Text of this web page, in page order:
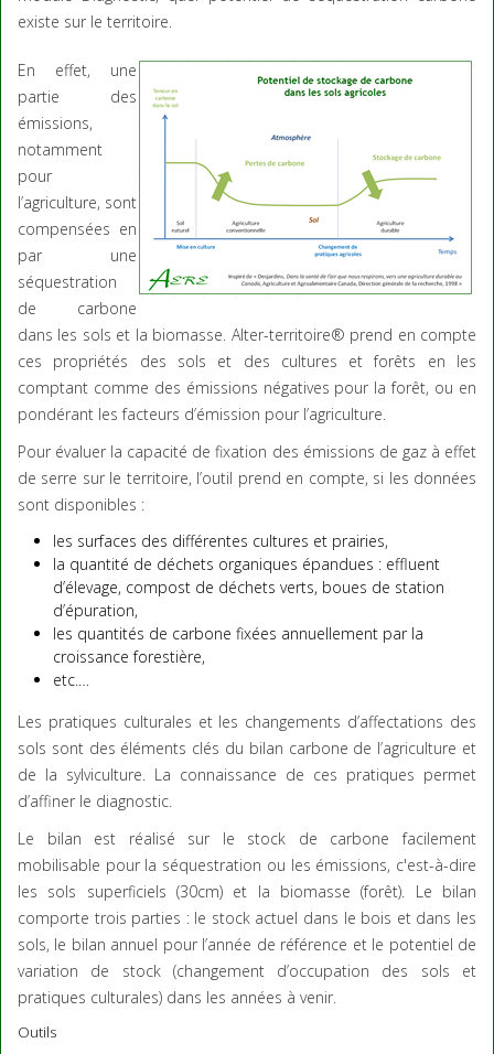
existe sur le territoire.
En effet, une
partie des
émissions,
notamment
pour
l’agriculture, sont
compensées en
par une
séquestration
de carbone
dans les sols et la biomasse. Alter-territoire® prend en compte
ces propriétés des sols et des cultures et forêts en les
comptant comme des émissions négatives pour la forêt, ou en
pondérant les facteurs d’émission pour l’agriculture.
Pour évaluer la capacité de fixation des émissions de gaz à effet
de serre sur le territoire, l’outil prend en compte, si les données
sont disponibles :
les surfaces des différentes cultures et prairies,
la quantité de déchets organiques épandues : effluent
d’élevage, compost de déchets verts, boues de station
d’épuration,
les quantités de carbone fixées annuellement par la
croissance forestière,
etc.…
Les pratiques culturales et les changements d’affectations des
sols sont des éléments clés du bilan carbone de l’agriculture et
de la sylviculture. La connaissance de ces pratiques permet
d’affiner le diagnostic.
Le bilan est réalisé sur le stock de carbone facilement
mobilisable pour la séquestration ou les émissions, c'est-à-dire
les sols superficiels (30cm) et la biomasse (forêt). Le bilan
comporte trois parties : le stock actuel dans le bois et dans les
sols, le bilan annuel pour l’année de référence et le potentiel de
variation de stock (changement d’occupation des sols et
pratiques culturales) dans les années à venir.
Outils